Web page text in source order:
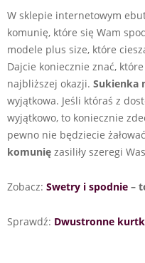
W sklepie internetowym
komunię, które się Wam
modele plus size, które
Dajcie koniecznie znać,
najbliższej okazji. Sukienka
wyjątkowa. Jeśli któraś z
wyjątkowo, to koniecznie
pewno nie będziecie
komunię zasiliły szeregi
Zobacz: Swetry i spodnie –
Sprawdź: Dwustronne